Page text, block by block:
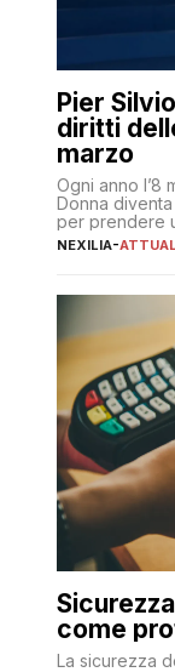
Pier
diritti
marzo
Ogni anno l’8
Donna
per prendere
femminile
ha […]
NEXILIA-
come
La sicurezza